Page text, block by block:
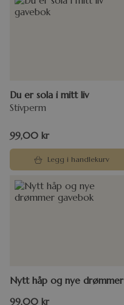
Du er sola i mitt liv
Stivperm
99,00 kr
Legg i handlekurv
Nytt håp og nye drømmer
99,00 kr